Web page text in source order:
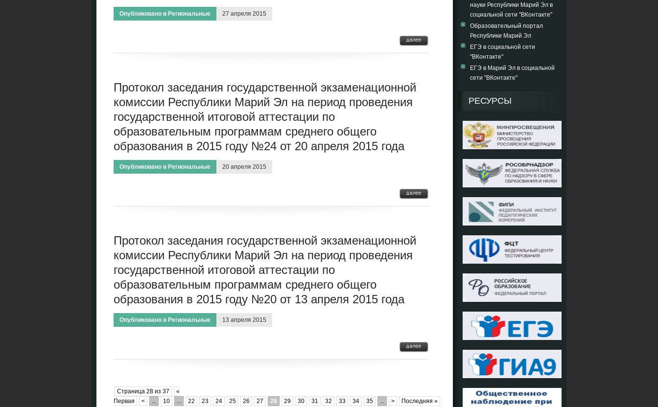
Опубликовано в Региональные 27 апреля 2015
Протокол заседания государственной экзаменационной
комиссии Республики Марий Эл на период проведения
государственной итоговой аттестации по
образовательным программам среднего общего
образования в 2015 году №24 от 20 апреля 2015 года
Опубликовано в Региональные 20 апреля 2015
Протокол заседания государственной экзаменационной
комиссии Республики Марий Эл на период проведения
государственной итоговой аттестации по
образовательным программам среднего общего
образования в 2015 году №20 от 13 апреля 2015 года
Опубликовано в Региональные 13 апреля 2015
Страница 28 из 37
«
Первая
< ... 10 ... 22 23 24 25 26 27 28 29 30 31 32 33 34 35 ... > Последняя »
науки Республики Марий Эл в
социальной сети "ВКонтакте"
Образовательный портал
Республики Марий Эл
ЕГЭ в социальной сети
"ВКонтакте"
ЕГЭ в Марий Эл в социальной
сети "ВКонтакте"
РЕСУРСЫ